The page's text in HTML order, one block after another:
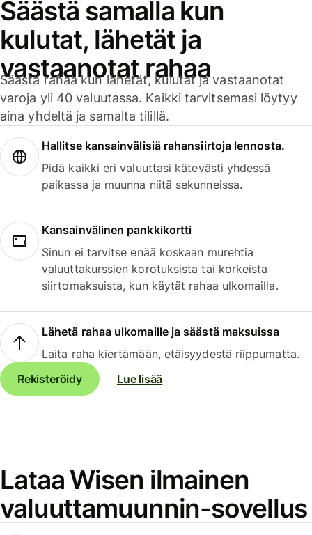
Säästä samalla kun
kulutat, lähetät ja
vastaanotat rahaa
Säästä rahaa kun lähetät, kulutat ja vastaanotat
varoja yli 40 valuutassa. Kaikki tarvitsemasi löytyy
aina yhdeltä ja samalta tilillä.
Hallitse kansainvälisiä rahansiirtoja lennosta.
Pidä kaikki eri valuuttasi kätevästi yhdessä
paikassa ja muunna niitä sekunneissa.
Kansainvälinen pankkikortti
Sinun ei tarvitse enää koskaan murehtia
valuuttakurssien korotuksista tai korkeista
siirtomaksuista, kun käytät rahaa ulkomailla.
Lähetä rahaa ulkomaille ja säästä maksuissa
Laita raha kiertämään, etäisyydestä riippumatta.
Rekisteröidy
Lue lisää
Lataa Wisen ilmainen
valuuttamuunnin-sovellus